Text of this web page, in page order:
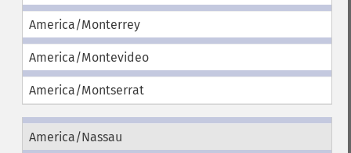
America/Monterrey
America/Montevideo
America/Montserrat
America/Nassau